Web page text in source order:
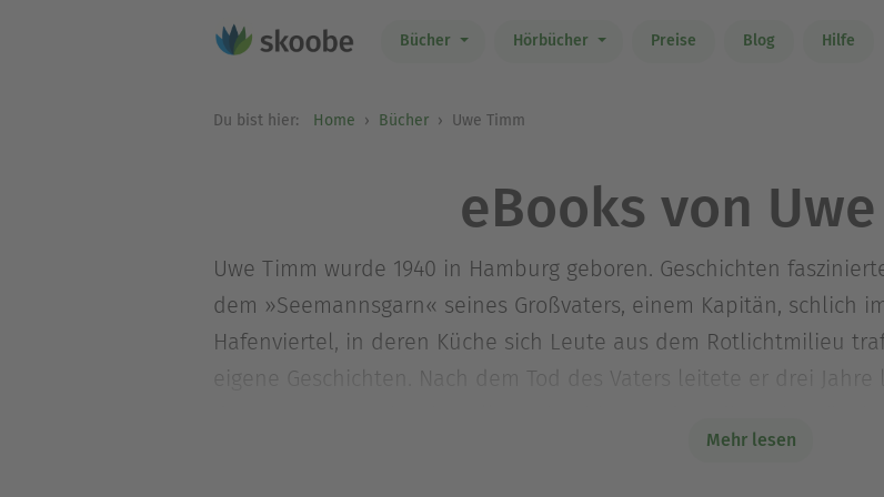
Bücher Hörbücher Preise Blog Hilfe
Du bist hier: Home Bücher Uwe Timm
eBooks von
Uwe Timm wurde 1940 in Hamburg geboren. Geschichten
dem »Seemannsgarn« seines Großvaters, einem Kapitän, schlich
Hafenviertel, in deren Küche sich Leute aus dem Rotlichtmilieu
eigene Geschichten. Nach dem Tod des Vaters leitete er drei Jahre
Germanistik. Er promovierte mit einer Arbeit über Albert Camus.
Mehr lesen